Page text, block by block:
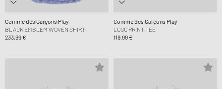
Comme des Garçons Play
BLACK EMBLEM WOVEN SHIRT
233,99 €
Comme des Garçons Play
LOGO PRINT TEE
119,99 €